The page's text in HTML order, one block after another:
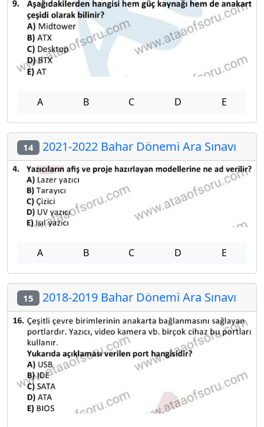
A B C D E
14 2021-2022 Bahar Dönemi Ara Sınavı
A B C D E
15 2018-2019 Bahar Dönemi Ara Sınavı